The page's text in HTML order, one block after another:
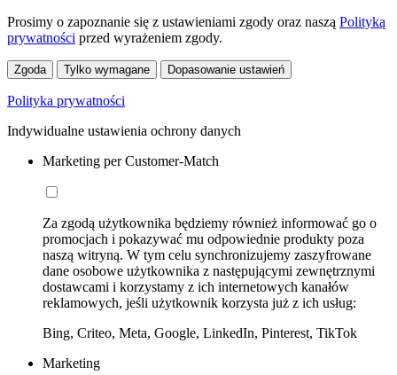
Prosimy o zapoznanie się z ustawieniami zgody oraz naszą Polityką
prywatności przed wyrażeniem zgody.
Zgoda Tylko wymagane Dopasowanie ustawień
Polityka prywatności
Indywidualne ustawienia ochrony danych
Marketing per Customer-Match
Za zgodą użytkownika będziemy również informować go o
promocjach i pokazywać mu odpowiednie produkty poza
naszą witryną. W tym celu synchronizujemy zaszyfrowane
dane osobowe użytkownika z następującymi zewnętrznymi
dostawcami i korzystamy z ich internetowych kanałów
reklamowych, jeśli użytkownik korzysta już z ich usług:
Bing, Criteo, Meta, Google, LinkedIn, Pinterest, TikTok
Marketing